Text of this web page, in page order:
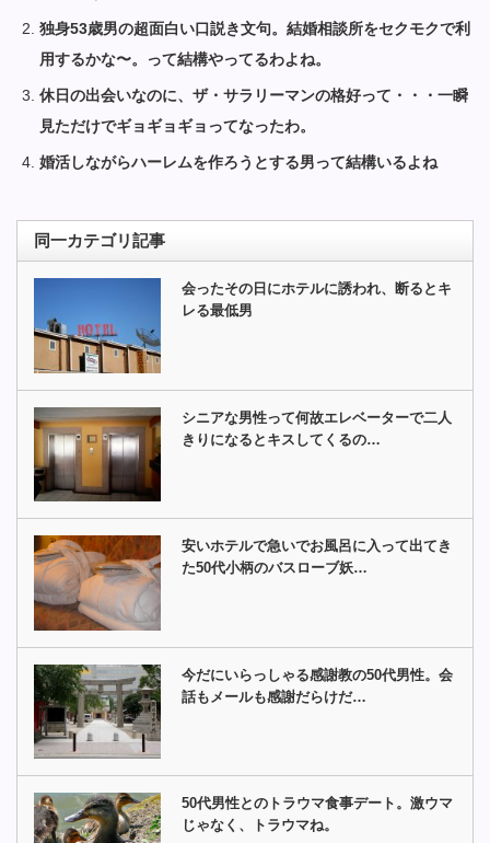
独身53歳男の超面白い口説き文句。結婚相談所をセクモクで利
用するかな〜。って結構やってるわよね。
休日の出会いなのに、ザ・サラリーマンの格好って・・・一瞬
見ただけでギョギョギョってなったわ。
婚活しながらハーレムを作ろうとする男って結構いるよね
同一カテゴリ記事
会ったその日にホテルに誘われ、断るとキ
レる最低男
シニアな男性って何故エレベーターで二人
きりになるとキスしてくるの…
安いホテルで急いでお風呂に入って出てき
た50代小柄のバスローブ妖…
今だにいらっしゃる感謝教の50代男性。会
話もメールも感謝だらけだ…
50代男性とのトラウマ食事デート。激ウマ
じゃなく、トラウマね。